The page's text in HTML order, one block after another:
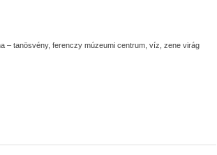
– tanösvény, ferenczy múzeumi centrum víz, zene virág